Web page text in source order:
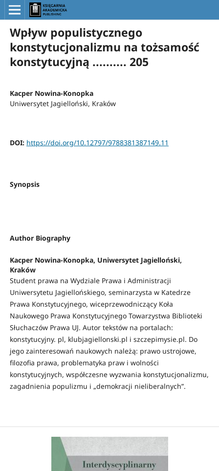
Wpływ populistycznego
konstytucjonalizmu na tożsamość
konstytucyjną .......... 205
Kacper Nowina-Konopka
Uniwersytet Jagielloński, Kraków
DOI: https://doi.org/10.12797/9788381387149.11
Synopsis
Author Biography
Kacper Nowina-Konopka, Uniwersytet Jagielloński,
Kraków
Student prawa na Wydziale Prawa i Administracji
Uniwersytetu Jagiellońskiego, seminarzysta w Katedrze
Prawa Konstytucyjnego, wiceprzewodniczący Koła
Naukowego Prawa Konstytucyjnego Towarzystwa Biblioteki
Słuchaczów Prawa UJ. Autor tekstów na portalach:
konstytucyjny. pl, klubjagiellonski.pl i szczepimysie.pl. Do
jego zainteresowań naukowych należą: prawo ustrojowe,
filozofia prawa, problematyka praw i wolności
konstytucyjnych, współczesne wyzwania konstytucjonalizmu,
zagadnienia populizmu i „demokracji nieliberalnych”.